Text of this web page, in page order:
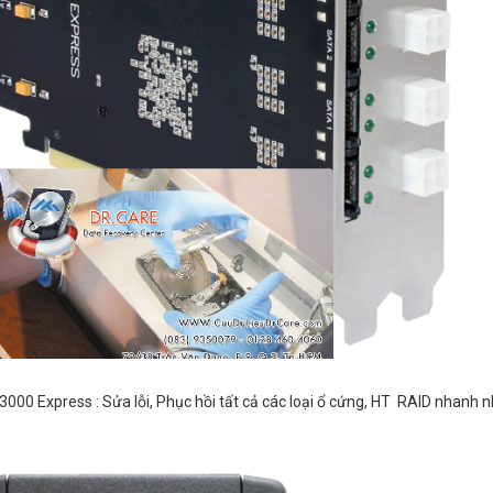
Express : Sửa lỗi, Phục hồi tất cả các loại ổ cứng, HT RAID nhanh